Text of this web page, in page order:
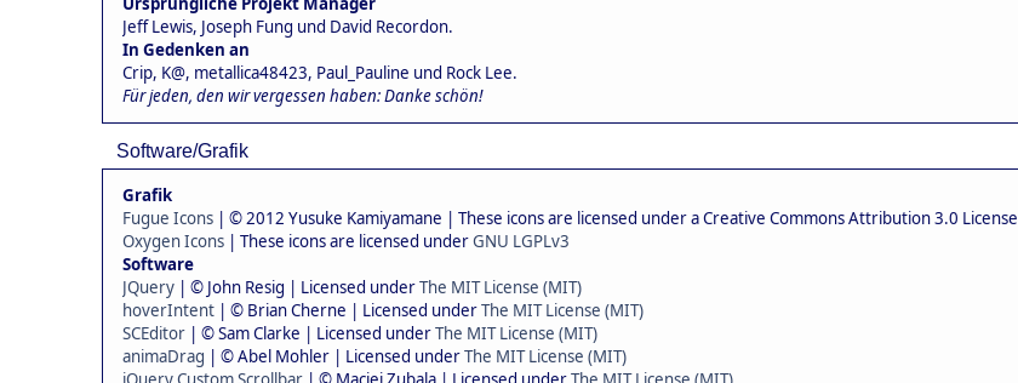
Jeff Lewis, Joseph Fung und David Recordon.
In Gedenken an
Crip, K@, metallica48423, Paul_Pauline und Rock Lee.
Für jeden, den wir vergessen haben: Danke schön!
Software/Grafik
Grafik
Fugue Icons | © 2012 Yusuke Kamiyamane | These icons are licensed under a Creative Commons Attribution 3.0 License
Oxygen Icons | These icons are licensed underGNU LGPLv3
Software
JQuery | © John Resig | Licensed underThe MIT License (MIT)
hoverIntent | © Brian Cherne | Licensed underThe MIT License (MIT)
SCEditor | © Sam Clarke | Licensed underThe MIT License (MIT)
animaDrag | © Abel Mohler | Licensed underThe MIT License (MIT)